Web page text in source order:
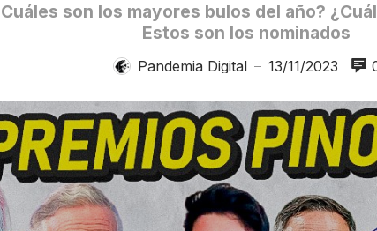
son los mayores bulos del año?
Estos son los nominados
Pandemia Digital — 13/11/2023